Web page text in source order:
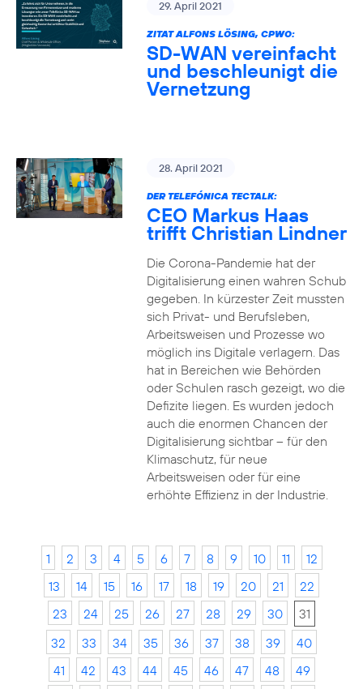
29. April 2021
ZITAT ALFONS LÖSING, CPWO:
SD-WAN vereinfacht
und beschleunigt die
Vernetzung
28. April 2021
DER TELEFÓNICA TECTALK:
CEO Markus Haas
trifft Christian Lindner
Die Corona-Pandemie hat der
Digitalisierung einen wahren Schub
gegeben. In kürzester Zeit mussten
sich Privat- und Berufsleben,
Arbeitsweisen und Prozesse wo
möglich ins Digitale verlagern. Das
hat in Bereichen wie Behörden
oder Schulen rasch gezeigt, wo die
Defizite liegen. Es wurden jedoch
auch die enormen Chancen der
Digitalisierung sichtbar – für den
Klimaschutz, für neue
Arbeitsweisen oder für eine
erhöhte Effizienz in der Industrie.
1 2 3 4 5 6 7 8 9 10 11
12
13
14 15 16 17 18 19 20 21
22
23
24 25 26 27 28 29 30
31
32
33 34 35 36 37 38 39
40
41
42 43 44 45 46 47 48
49